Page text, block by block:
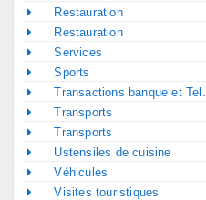
Restauration
Restauration
Services
Sports
Transactions banque et Tel.
Transports
Transports
Ustensiles de cuisine
Véhicules
Visites touristiques